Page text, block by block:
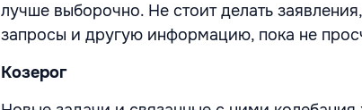
лучше выборочно. Не стоит делать
запросы и другую информацию, пока не
Козерог